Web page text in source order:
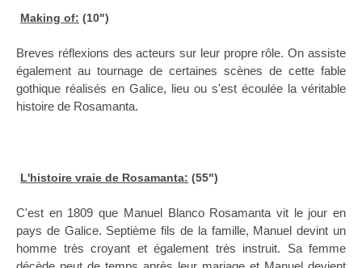
Making of: (10")
Breves réflexions des acteurs sur leur propre rôle. On assiste
également au tournage de certaines scènes de cette fable
gothique réalisés en Galice, lieu ou s'est écoulée la véritable
histoire de Rosamanta.
L'histoire vraie de Rosamanta: (55")
C'est en 1809 que Manuel Blanco Rosamanta vit le jour en
pays de Galice. Septième fils de la famille, Manuel devint un
homme très croyant et également très instruit. Sa femme